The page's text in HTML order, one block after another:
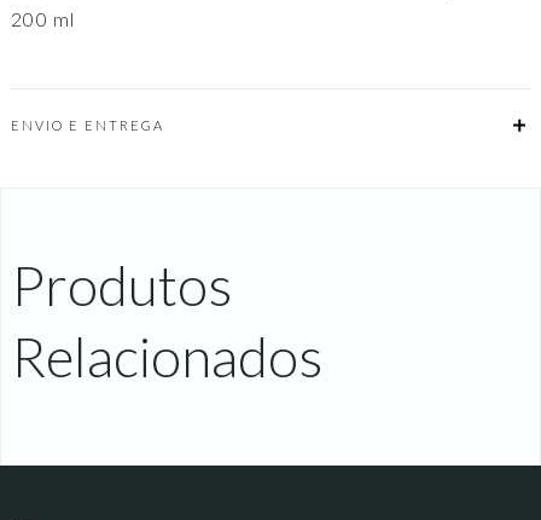
Corporal)
200 ml
ENVIO E ENTREGA
Produtos
Relacionados